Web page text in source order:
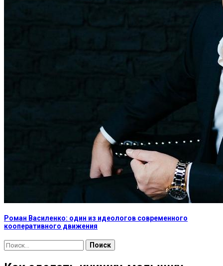
Роман Василенко: один из идеологов современного
кооперативного движения
Найти: